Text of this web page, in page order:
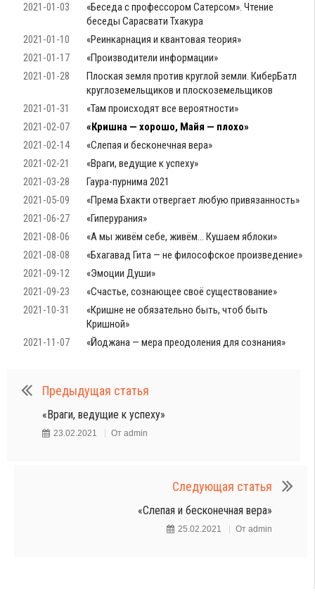
2021-01-03
«Беседа с профессором Сатерсом». Чтение
беседы Сарасвати Тхакура
2021-01-10
«Реинкарнация и квантовая теория»
2021-01-17
«Производители информации»
2021-01-28
Плоская земля против круглой земли. КиберБатл
круглоземельщиков и плоскоземельщиков
2021-01-31
«Там происходят все вероятности»
2021-02-07
«Кришна — хорошо, Майя — плохо»
2021-02-14
«Слепая и бесконечная вера»
2021-02-21
«Враги, ведущие к успеху»
2021-03-28
Гаура-пурнима 2021
2021-05-09
«Према Бхакти отвергает любую привязанность»
2021-06-27
«Гиперурания»
2021-08-06
«А мы живём себе, живём… Кушаем яблоки»
2021-08-08
«Бхагавад Гита — не философское произведение»
2021-09-12
«Эмоции Души»
2021-09-23
«Счастье, сознающее своё существование»
2021-10-31
«Кришне не обязательно быть, чтоб быть
Кришной»
2021-11-07
«Йоджана — мера преодоления для сознания»
Предыдущая статья
«Враги, ведущие к успеху»
23.02.2021 От admin
Следующая статья
«Слепая и бесконечная вера»
25.02.2021 От admin